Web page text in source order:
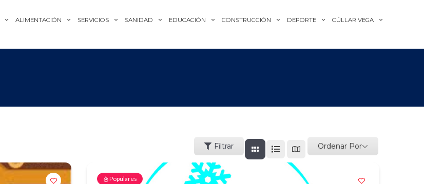
ALIMENTACIÓN SERVICIOS SANIDAD EDUCACIÓN CONSTRUCCIÓN DEPORTE CÚLLAR VEGA
Filtrar Ordenar Por
Populares